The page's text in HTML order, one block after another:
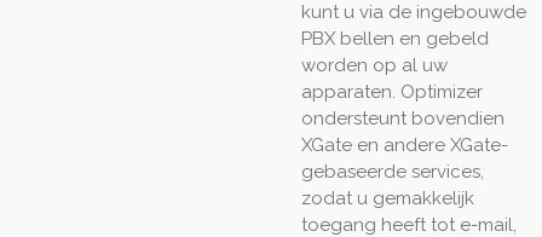
kunt u via de ingebouwde
PBX bellen en gebeld
worden op al uw
apparaten. Optimizer
ondersteunt bovendien
XGate en andere XGate-
gebaseerde services,
zodat u gemakkelijk
toegang heeft tot e-mail,